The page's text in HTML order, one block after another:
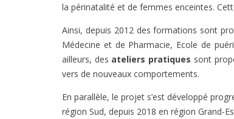
la périnatalité et de femmes enceintes.
Ainsi, depuis 2012 des formations sont
Médecine et de Pharmacie, Ecole de
ailleurs, des ateliers pratiques sont
vers de nouveaux comportements.
En parallèle, le projet s’est développé
région Sud, depuis 2018 en région Grand-